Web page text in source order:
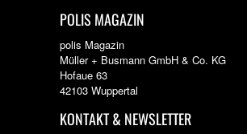
POLIS MAGAZIN
polis Magazin
Müller + Busmann GmbH & Co. KG
Hofaue 63
42103 Wuppertal
KONTAKT & NEWSLETTER